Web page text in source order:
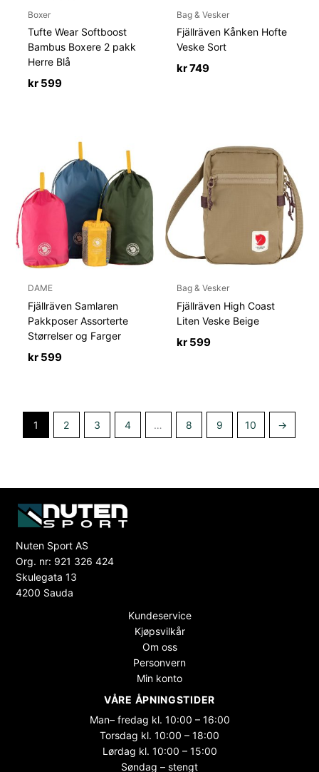
Boxer
Tufte Wear Softboost
Bambus Boxere 2 pakk
Herre Blå
kr 599
Bag & Vesker
Fjällräven Kånken Hofte
Veske Sort
kr749
DAME
Fjällräven Samlaren
Pakkposer Assorterte
Størrelser og Farger
kr 599
Bag & Vesker
Fjällräven High Coast
Liten Veske Beige
kr 599
1 2 3 4 … 8 9 10 →
Nuten Sport AS
Org. nr: 921 326 424
Skulegata 13
4200 Sauda
Kundeservice
Kjøpsvilkår
Om oss
Personvern
Min konto
VÅRE ÅPNINGSTIDER
Man– fredag kl. 10:00 – 16:00
Torsdag kl. 10:00 – 18:00
Lørdag kl. 10:00 – 15:00
Søndag – stengt